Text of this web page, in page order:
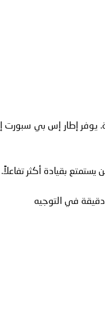
يوفر إطار إس بي سبورت
بقيادة أكثر تفاعلاً.
دقيقة في التوجيه